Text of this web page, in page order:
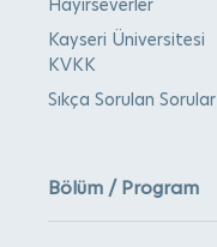
Hayırseverler
Kayseri Üniversitesi
KVKK
Sıkça Sorulan Sorular
Bölüm / Program